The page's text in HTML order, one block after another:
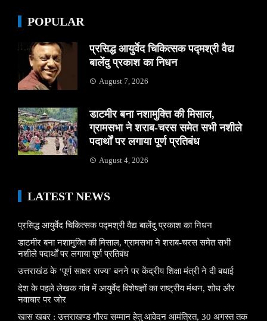
POPULAR
प्रसिद्ध आयुर्वेद चिकित्सक पद्मश्री वैद्य
बालेंदु प्रकाश का निधन
August 7, 2026
डाटमीर बना नशामुक्ति की मिसाल,
ग्रामसभा ने शराब-चरस समेत सभी नशीले
पदार्थों पर लगाया पूर्ण प्रतिबंध
August 4, 2026
LATEST NEWS
प्रसिद्ध आयुर्वेद चिकित्सक पद्मश्री वैद्य बालेंदु प्रकाश का निधन
डाटमीर बना नशामुक्ति की मिसाल, ग्रामसभा ने शराब-चरस समेत सभी
नशीले पदार्थों पर लगाया पूर्ण प्रतिबंध
उत्तराखंड के ‘पूर्ण साक्षर राज्य’ बनने पर केंद्रीय शिक्षा मंत्री ने दी बधाई
देश के पहले लेखक गांव में आयुर्वेद विशेषज्ञों का राष्ट्रीय मंथन, शोध और
नवाचार पर जोर
खास खबर : उत्तराखण्ड गौरव सम्मान हेतु आवेदन आमंत्रित, 30 अगस्त तक